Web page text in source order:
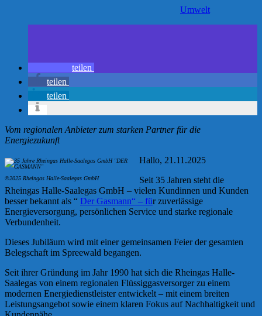
Umwelt
teilen
teilen
teilen
Vom regionalen Anbieter zum starken Partner für die
Energiezukunft
©2025 Rheingas Halle-Saalegas GmbH
Hallo, 21.11.2025
Seit 35 Jahren steht die
Rheingas Halle-Saalegas GmbH – vielen Kundinnen und Kunden
besser bekannt als “ Der Gasmann“ – für zuverlässige
Energieversorgung, persönlichen Service und starke regionale
Verbundenheit.
Dieses Jubiläum wird mit einer gemeinsamen Feier der gesamten
Belegschaft im Spreewald begangen.
Seit ihrer Gründung im Jahr 1990 hat sich die Rheingas Halle-
Saalegas von einem regionalen Flüssiggasversorger zu einem
modernen Energiedienstleister entwickelt – mit einem breiten
Leistungsangebot sowie einem klaren Fokus auf Nachhaltigkeit und